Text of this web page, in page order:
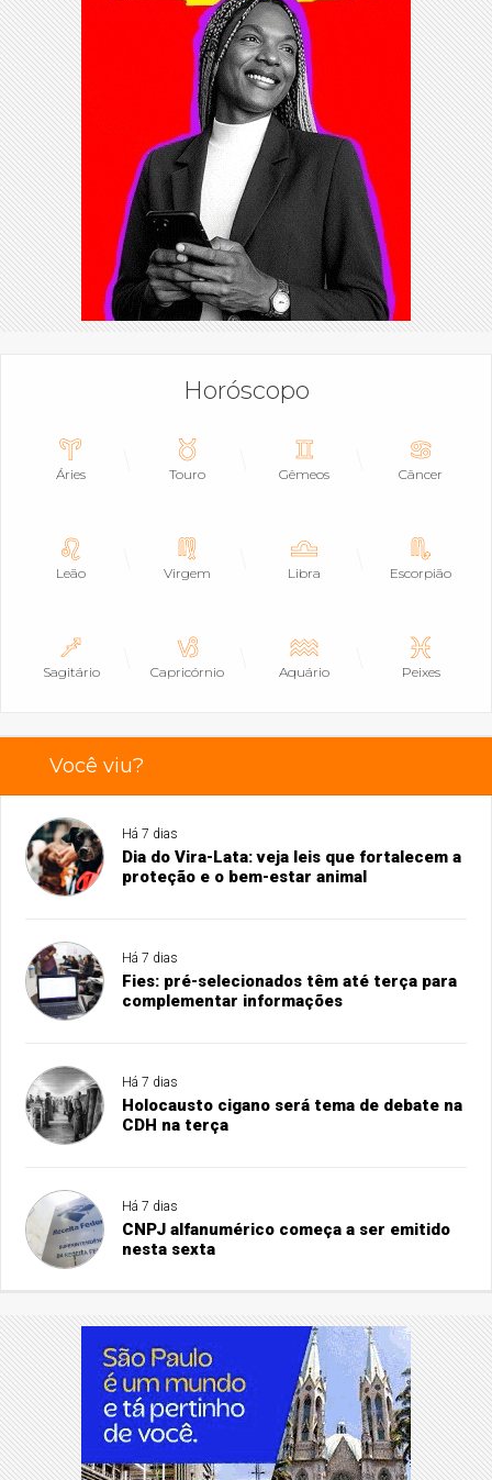
Horóscopo
Áries Touro Gêmeos Câncer
Leão Virgem Libra Escorpião
Sagitário Capricórnio Aquário Peixes
Você viu?
Há 7 dias
Dia do Vira-Lata: veja leis que fortalecem a
proteção e o bem-estar animal
Há 7 dias
Fies: pré-selecionados têm até terça para
complementar informações
Há 7 dias
Holocausto cigano será tema de debate na
CDH na terça
Há 7 dias
CNPJ alfanumérico começa a ser emitido
nesta sexta